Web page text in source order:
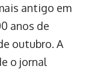
antigo em
anos de
outubro. A
o jornal